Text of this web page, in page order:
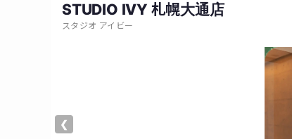
STUDIO IVY 札幌大通店
スタジオ アイビー
❮